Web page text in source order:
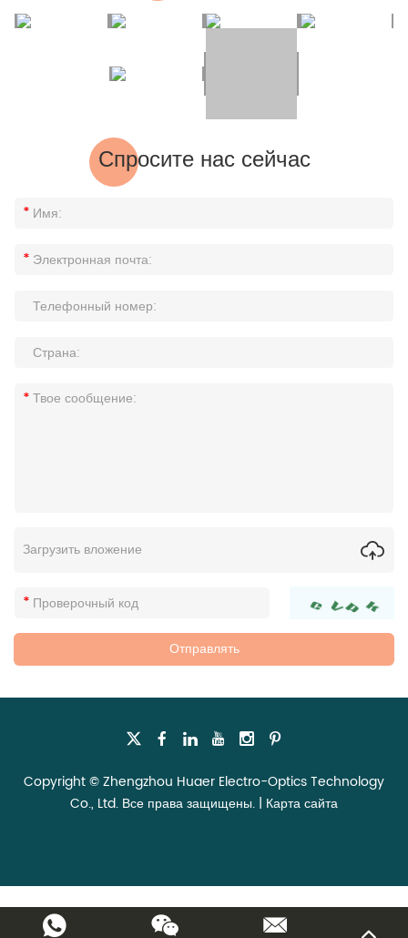
Спросите нас сейчас
Загрузить вложение
Copyright © Zhengzhou Huaer Electro-Optics Technology
Co., Ltd. Все права защищены. | Карта сайта